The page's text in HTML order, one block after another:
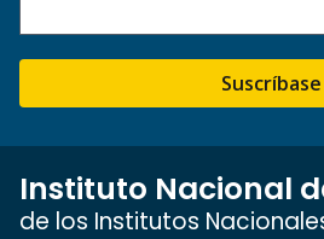
Suscríbase
Instituto Nacional
de los Institutos